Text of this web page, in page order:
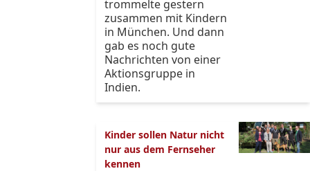
trommelte gestern
zusammen mit Kindern
in München. Und dann
gab es noch gute
Nachrichten von einer
Aktionsgruppe in
Indien.
Kinder sollen Natur nicht
nur aus dem Fernseher
kennen